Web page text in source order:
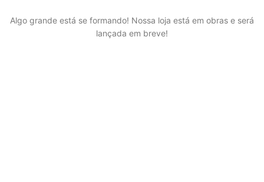
Algo grande está se formando! Nossa loja está em obras e será
lançada em breve!